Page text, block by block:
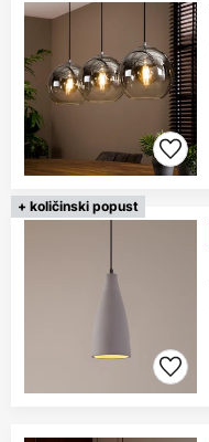
+ količinski popust